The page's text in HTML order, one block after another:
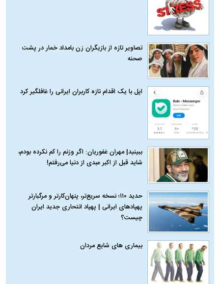
تصاویر تازه از بازیگران زن بامداد خمار در پشت
صحنه
اپل با یک اقدام تازه کاربران ایرانی را غافلگیر کرد
ببینید| مهران غفوریان: اگر وزنم را کم نکرده بودم،
شاید قبل از اکبر عبدی از دنیا می‌رفتم!
حدید ۱۱۰؛ نسخه سریع‌تر، پنهان‌کارتر و مرگبارتر
پهپادهای ایرانی | پهپاد انتحاری جدید ایران
چیست؟
بیماری‌ های شایع مردان